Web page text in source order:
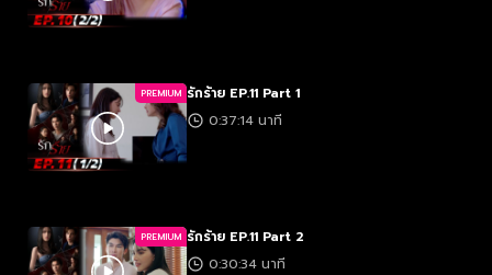
PREMIUM รักร้าย EP.11 Part 1
0:37:14 นาที
PREMIUM รักร้าย EP.11 Part 2
0:30:34 นาที